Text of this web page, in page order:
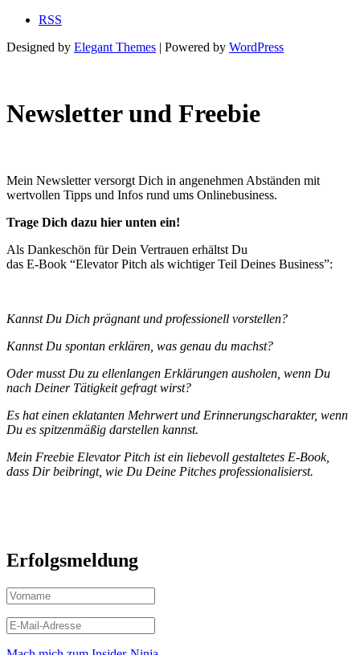
RSS
Designed by Elegant Themes | Powered by WordPress
Newsletter und Freebie
Mein Newsletter versorgt Dich in angenehmen Abständen mit
wertvollen Tipps und Infos rund ums Onlinebusiness.
Trage Dich dazu hier unten ein!
Als Dankeschön für Dein Vertrauen erhältst Du
das E-Book “Elevator Pitch als wichtiger Teil Deines Business”:
Kannst Du Dich prägnant und professionell vorstellen?
Kannst Du spontan erklären, was genau du machst?
Oder musst Du zu ellenlangen Erklärungen ausholen, wenn Du
nach Deiner Tätigkeit gefragt wirst?
Es hat einen eklatanten Mehrwert und Erinnerungscharakter, wenn
Du es spitzenmäßig darstellen kannst.
Mein Freebie Elevator Pitch ist ein liebevoll gestaltetes E-Book,
dass Dir beibringt, wie Du Deine Pitches professionalisierst.
Erfolgsmeldung